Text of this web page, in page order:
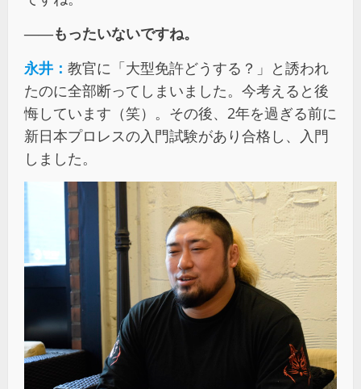
――もったいないですね。
永井： 教官に「大型免許どうする？」と誘われ
たのに全部断ってしまいました。今考えると後
悔しています（笑）。その後、2年を過ぎる前に
新日本プロレスの入門試験があり合格し、入門
しました。